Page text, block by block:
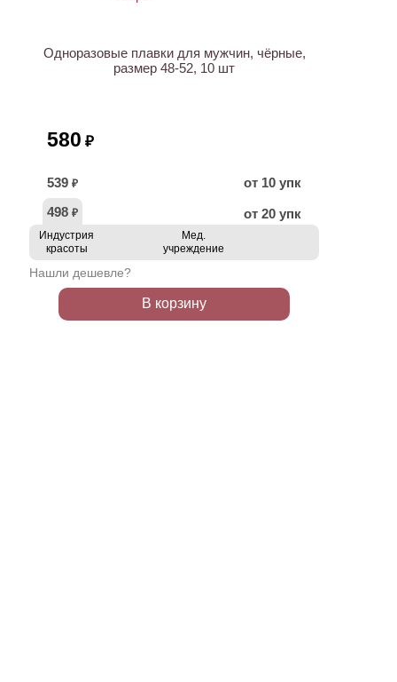
Одноразовые плавки для мужчин, чёрные,
размер 48-52, 10 шт
580 ₽
539 ₽
от 10 упк
498 ₽ от 20 упк
Индустрия
красоты
Мед.
учреждение
Нашли дешевле?
В корзину